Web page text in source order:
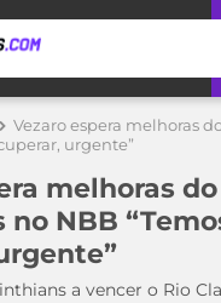
Vezaro espera melhoras
urgente”
melhoras do
NBB
a vencer o Rio